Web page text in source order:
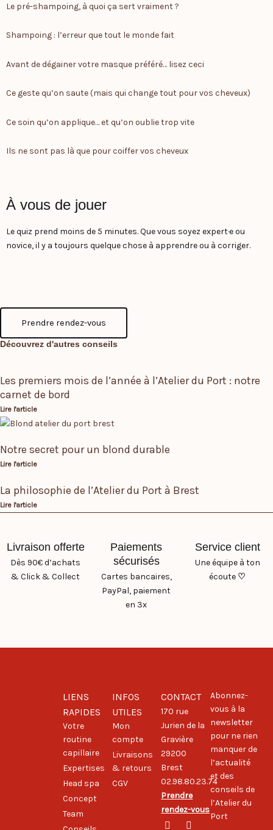
Le pré-shampoing, à quoi ça sert vraiment ?
Shampoing : l’erreur que tout le monde fait
Avant de dégainer votre masque préféré… lisez ceci
Ce geste qu’on saute (mais qui change tout pour vos cheveux)
Ce soin qu’on applique… et qu’on oublie trop vite
Ils ne sont pas là que pour coiffer vos cheveux
À vous de jouer
Le quiz prend moins de 5 minutes. Que vous soyez expert·e ou
novice, il y a toujours quelque chose à apprendre ou à corriger.
Prendre rendez-vous
Découvrez d'autres conseils
Les premiers mois de l’année à l’Atelier du Port : notre
carnet de bord
Lire l'article
Notre secret pour un blond durable
Lire l'article
La philosophie de l’Atelier du Port à Brest
Lire l'article
Livraison offerte
Dès 90€ d’achats
& Click & Collect
Paiements
sécurisés
Cartes bancaires,
PayPal, paiement
en 3x
Service client
Une équipe à ton
écoute ♡
LIENS
RAPIDES
Votre
routine
capillaire
Expertises
Head spa
Concept
Team
INFOS
UTILES
Mon
compte
Livraisons
& retours
CGV
CONTACT
170 rue
Jurien de la
Gravière
29200
Brest
02.98.80.23.74
Prendre
rendez-vous
Abonnez-
vous à la
newsletter
pour ne rien
manquer de
l’actualité
et des
conseils de
l’Atelier du
Port